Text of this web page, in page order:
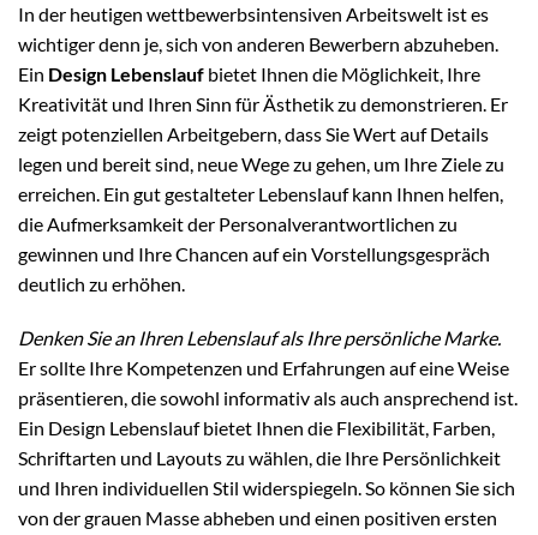
In der heutigen wettbewerbsintensiven Arbeitswelt ist es
wichtiger denn je, sich von anderen Bewerbern abzuheben.
Ein Design Lebenslauf bietet Ihnen die Möglichkeit, Ihre
Kreativität und Ihren Sinn für Ästhetik zu demonstrieren. Er
zeigt potenziellen Arbeitgebern, dass Sie Wert auf Details
legen und bereit sind, neue Wege zu gehen, um Ihre Ziele zu
erreichen. Ein gut gestalteter Lebenslauf kann Ihnen helfen,
die Aufmerksamkeit der Personalverantwortlichen zu
gewinnen und Ihre Chancen auf ein Vorstellungsgespräch
deutlich zu erhöhen.
Denken Sie an Ihren Lebenslauf als Ihre persönliche Marke.
Er sollte Ihre Kompetenzen und Erfahrungen auf eine Weise
präsentieren, die sowohl informativ als auch ansprechend ist.
Ein Design Lebenslauf bietet Ihnen die Flexibilität, Farben,
Schriftarten und Layouts zu wählen, die Ihre Persönlichkeit
und Ihren individuellen Stil widerspiegeln. So können Sie sich
von der grauen Masse abheben und einen positiven ersten